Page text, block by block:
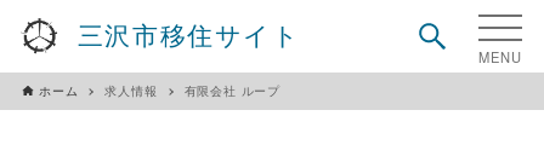
三沢市移住サイト
ホーム 求人情報 有限会社 ループ